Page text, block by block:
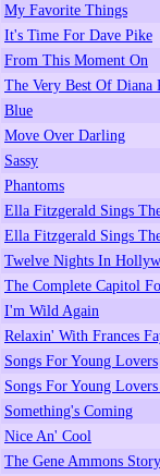
My Favorite Things
It's Time For Dave Pike
From This Moment On
The Very Best Of Diana
Blue
Move Over Darling
Sassy
Phantoms
Ella Fitzgerald Sings
Ella Fitzgerald Sings
Twelve Nights In
The Complete Capitol
I'm Wild Again
Relaxin' With Frances
Songs For Young Lovers
Songs For Young
Something's Coming
Nice An' Cool
The Gene Ammons